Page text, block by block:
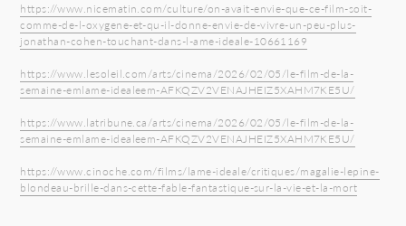
https://www.nicematin.com/culture/on-avait-envie-que-ce-film-soit-
comme-de-l-oxygene-et-qu-il-donne-envie-de-vivre-un-peu-plus-
jonathan-cohen-touchant-dans-l-ame-ideale-10661169
https://www.lesoleil.com/arts/cinema/2026/02/05/le-film-de-la-
semaine-emlame-idealeem-AFKQZV2VENAJHEIZ5XAHM7KE5U/
https://www.latribune.ca/arts/cinema/2026/02/05/le-film-de-la-
semaine-emlame-idealeem-AFKQZV2VENAJHEIZ5XAHM7KE5U/
https://www.cinoche.com/films/lame-ideale/critiques/magalie-lepine-
blondeau-brille-dans-cette-fable-fantastique-sur-la-vie-et-la-mort